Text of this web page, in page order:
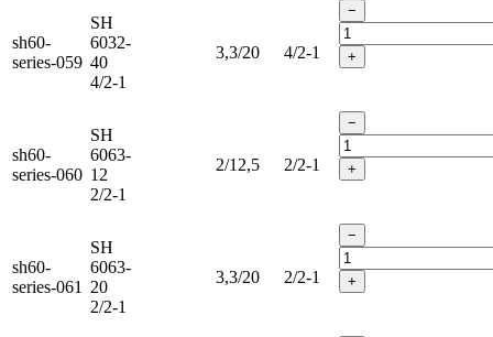
sh60-
series-059
SH
6032-
40
4/2-1
3,3/20 4/2-1
−
+
sh60-
series-060
SH
6063-
12
2/2-1
2/12,5 2/2-1
−
+
sh60-
series-061
SH
6063-
20
2/2-1
3,3/20 2/2-1
−
+